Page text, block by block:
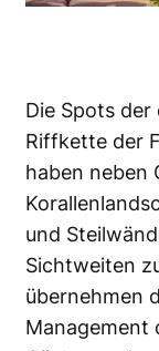
Die Spots
Riffkette der
haben neben
und
Sichtweiten
übernehmen
Management